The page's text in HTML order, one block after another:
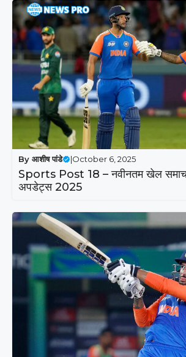
By आशीष पांडे |October 6, 2025
Sports Post 18 – नवीनतम खेल
अपडेट्स 2025